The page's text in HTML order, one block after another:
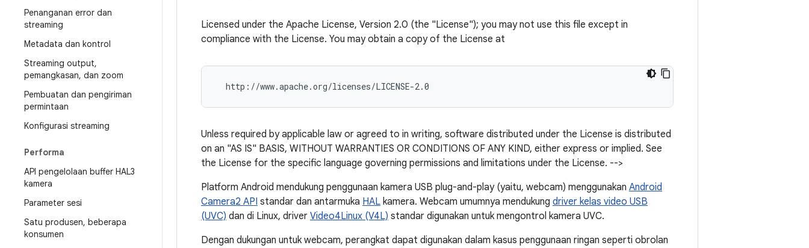
Penanganan error dan
streaming
Metadata dan kontrol
Streaming output,
pemangkasan, dan zoom
Pembuatan dan pengiriman
permintaan
Konfigurasi streaming
Performa
API pengelolaan buffer HAL3
kamera
Parameter sesi
Satu produsen, beberapa
konsumen
Licensed under the Apache License, Version 2.0 (the "License"); you may not use this file except in
compliance with the License. You may obtain a copy of the License at
Unless required by applicable law or agreed to in writing, software distributed under the License is distributed
on an "AS IS" BASIS, WITHOUT WARRANTIES OR CONDITIONS OF ANY KIND, either express or implied. See
the License for the specific language governing permissions and limitations under the License. -->
Platform Android mendukung penggunaan kamera USB plug-and-play (yaitu, webcam) menggunakan Android
Camera2 API standar dan antarmuka HAL kamera. Webcam umumnya mendukung driver kelas video USB
(UVC) dan di Linux, driver Video4Linux (V4L) standar digunakan untuk mengontrol kamera UVC.
Dengan dukungan untuk webcam, perangkat dapat digunakan dalam kasus penggunaan ringan seperti obrolan